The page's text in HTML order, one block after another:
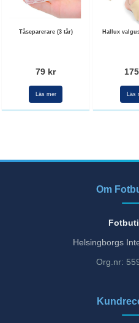
Tåseparerare (3 tår)
79 kr
Läs mer
Hallux
Läs
Om
Helsingborgs
Org.nr: